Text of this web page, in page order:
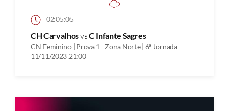
02:05:05
CH CarvalhosvsC Infante Sagres
CN Feminino | Prova 1 - Zona Norte | 6ª Jornada
11/11/2023 21:00